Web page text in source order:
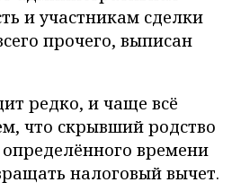
и участникам сделки
прочего, выписан
редко, и чаще всё
что скрывший родство
времени
налоговый вычет.